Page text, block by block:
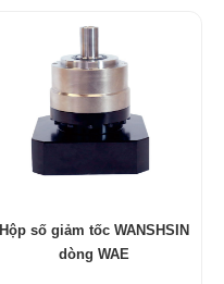
Hộp số giảm tốc WANSHSIN
dòng WAE